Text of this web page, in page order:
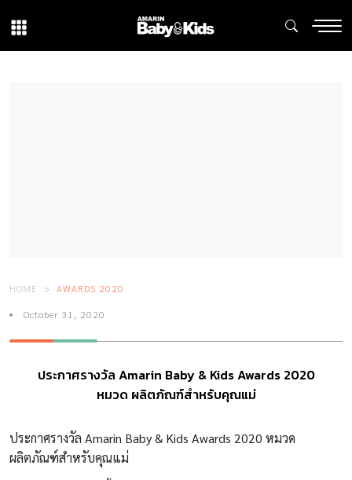
HOME AWARDS 2020
October 31, 2020
ประกาศรางวัล Amarin Baby & Kids Awards 2020
หมวด ผลิตภัณฑ์สำหรับคุณแม่
ประกาศรางวัล Amarin Baby & Kids Awards 2020 หมวด
ผลิตภัณฑ์สำหรับคุณแม่